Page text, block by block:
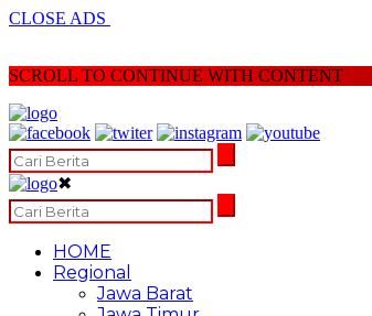
CLOSE ADS
SCROLL TO CONTINUE WITH CONTENT
✖
HOME
Regional
Jawa Barat